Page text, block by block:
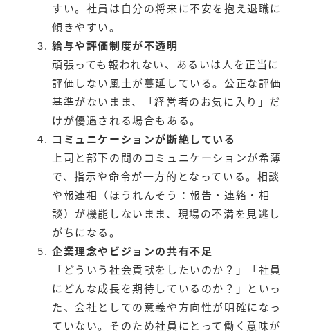
すい。社員は自分の将来に不安を抱え退職に
傾きやすい。
給与や評価制度が不透明
頑張っても報われない、あるいは人を正当に
評価しない風土が蔓延している。公正な評価
基準がないまま、「経営者のお気に入り」だ
けが優遇される場合もある。
コミュニケーションが断絶している
上司と部下の間のコミュニケーションが希薄
で、指示や命令が一方的となっている。相談
や報連相（ほうれんそう：報告・連絡・相
談）が機能しないまま、現場の不満を見逃し
がちになる。
企業理念やビジョンの共有不足
「どういう社会貢献をしたいのか？」「社員
にどんな成長を期待しているのか？」といっ
た、会社としての意義や方向性が明確になっ
ていない。そのため社員にとって働く意味が